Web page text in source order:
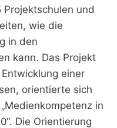
und
wie die
in den
kann. Das Projekt
einer
orientierte sich
in
Die Orientierung